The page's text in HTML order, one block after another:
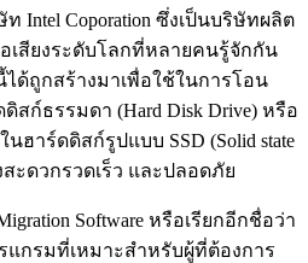
Intel Coporation ซึ่งเป็นบริษัทผลิต
เสียงระดับโลกที่หลายคนรู้จักกัน
ได้ถูกสร้างมาเพื่อใช้ในการโอน
ก์ธรรมดา (Hard Disk Drive) หรือ
ฮาร์ดดิสก์รูปแบบ SSD (Solid state
สะดวกรวดเร็ว และปลอดภัย
Software หรือเรียกอีกชื่อว่า
แกรมที่เหมาะสำหรับผู้ที่ต้องการ